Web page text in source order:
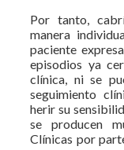
Por tanto,
manera
paciente
epi­sodios ya
clínica, ni se
seguimiento
herir su
se producen
Clínicas por